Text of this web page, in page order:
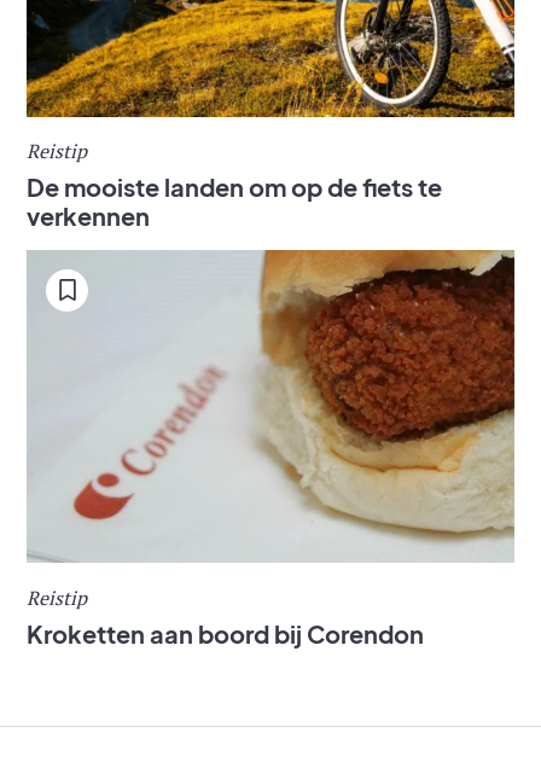
Reistip
De mooiste landen om op de fiets te
verkennen
Reistip
Kroketten aan boord bij Corendon